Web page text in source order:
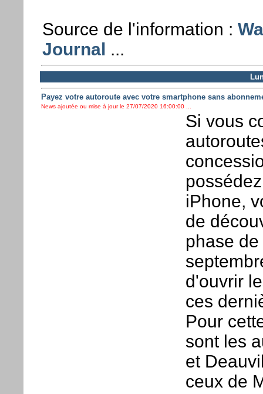
Source de l'information :
Journal ...
Payez votre autoroute avec votre smartphone sans
News ajoutée ou mise à jour le 27/07/2020 16:00:00 ...
Si vous
iPhone,
de
phase
d'ouvrir
ces
Pour
sont les
et
ceux de